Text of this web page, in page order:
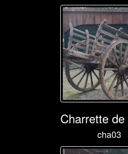
Charrette
cha03